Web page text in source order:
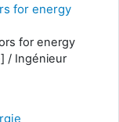
for energy
for energy
/ Ingénieur